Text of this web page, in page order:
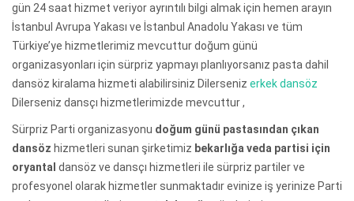
gün 24 saat hizmet veriyor ayrıntılı bilgi almak için hemen arayın
İstanbul Avrupa Yakası ve İstanbul Anadolu Yakası ve tüm
Türkiye’ye hizmetlerimiz mevcuttur doğum günü
organizasyonları için sürpriz yapmayı planlıyorsanız pasta dahil
dansöz kiralama hizmeti alabilirsiniz Dilerseniz erkek dansöz
Dilerseniz dansçı hizmetlerimizde mevcuttur ,
Sürpriz Parti organizasyonu doğum günü pastasından çıkan
dansöz hizmetleri sunan şirketimiz bekarlığa veda partisi için
oryantal dansöz ve dansçı hizmetleri ile sürpriz partiler ve
profesyonel olarak hizmetler sunmaktadır evinize iş yerinize Parti